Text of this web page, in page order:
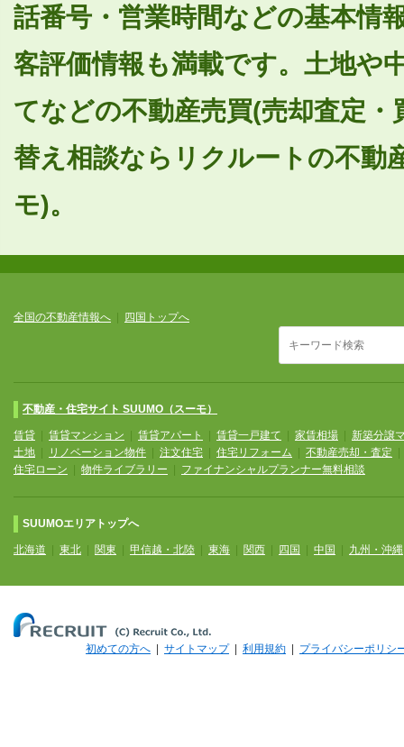
話番号・営業時間などの基本情
客評価情報も満載です。土地や
てなどの不動産売買(売却査定
替え相談ならリクルートの不動
モ)。
全国の不動産情報へ 四国トップへ
不動産・住宅サイト SUUMO（スーモ）
賃貸 賃貸マンション 賃貸アパート 賃貸一戸建て 家賃相場
新築分譲
土地
リノベーション物件 注文住宅 住宅リフォーム 不動産売却・査定
住宅ローン
物件ライブラリー ファイナンシャルプランナー無料相談
SUUMOエリアトップへ
北海道 東北 関東 甲信越・北陸 東海 関西 四国 中国 九州・沖縄
初めての方へ サイトマップ| 利用規約 プライバシーポリシ